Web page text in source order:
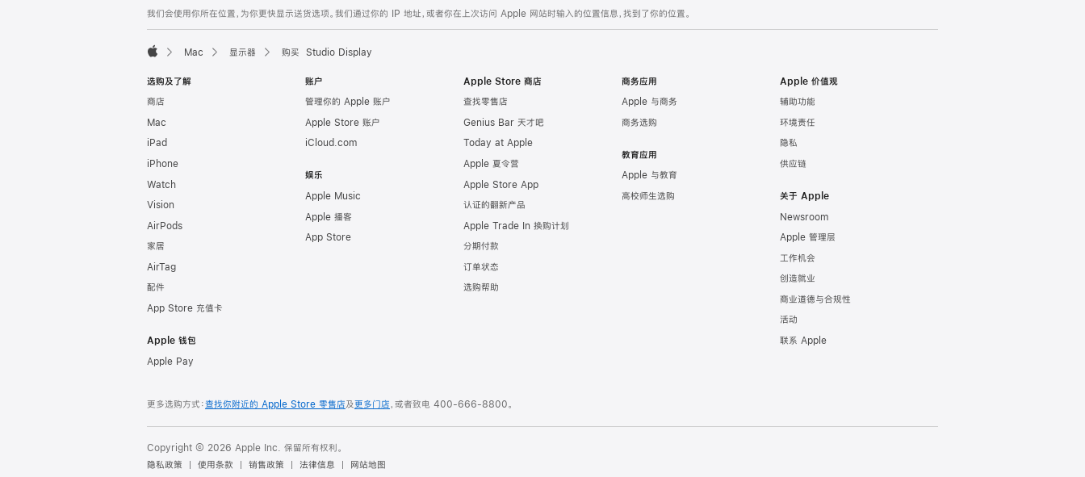
我们会使用你所在位置，为你更快显示送货选项。我们通过你的 IP 地址，或者你在上次访问 Apple 网站时输入的位置信息，找到了你的位置。
Mac 显示器 购买 Studio Display
选购及了解
商店
Mac
iPad
iPhone
Watch
Vision
AirPods
家居
AirTag
配件
App Store 充值卡
Apple 钱包
Apple Pay
账户
管理你的 Apple 账户
Apple Store 账户
iCloud.com
娱乐
Apple Music
Apple 播客
App Store
Apple Store 商店
查找零售店
Genius Bar 天才吧
Today at Apple
Apple 夏令营
Apple Store App
认证的翻新产品
Apple Trade In 换购计划
分期付款
订单状态
选购帮助
商务应用
Apple 与商务
商务选购
教育应用
Apple 与教育
高校师生选购
Apple 价值观
辅助功能
环境责任
隐私
供应链
关于 Apple
Newsroom
Apple 管理层
工作机会
创造就业
商业道德与合规性
活动
联系 Apple
更多选购方式：查找你附近的 Apple Store 零售店及更多门店，或者致电 400-666-8800。
Copyright © 2026 Apple Inc. 保留所有权利。
隐私政策
使用条款 销售政策 法律信息 网站地图